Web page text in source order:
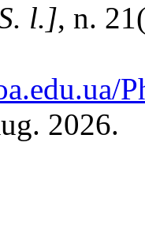
l.], n.
2026.